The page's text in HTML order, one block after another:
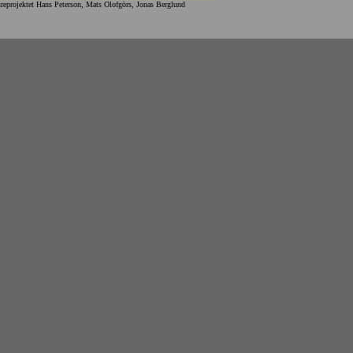
Hans Peterson, Mats Olofgörs, Jonas Berglund